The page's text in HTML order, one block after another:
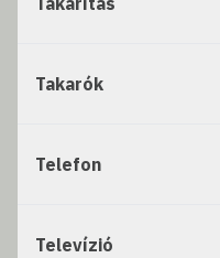
Takarók
Telefon
Televízió